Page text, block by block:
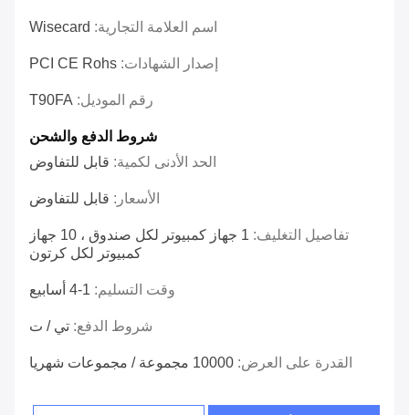
اسم العلامة التجارية: Wisecard
إصدار الشهادات: PCI CE Rohs
رقم الموديل: T90FA
شروط الدفع والشحن
الحد الأدنى لكمية: قابل للتفاوض
الأسعار: قابل للتفاوض
تفاصيل التغليف:
1 جهاز كمبيوتر لكل صندوق ، 10 جهاز
كمبيوتر لكل كرتون
وقت التسليم: 1-4 أسابيع
شروط الدفع: تي / ت
القدرة على العرض: 10000 مجموعة / مجموعات شهريا